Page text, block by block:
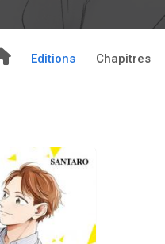
Editions Chapitres